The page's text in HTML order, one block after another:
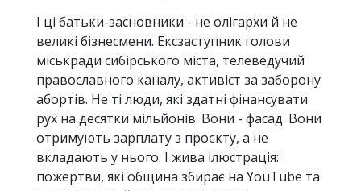
І ці батьки-засновники - не олігархи й не
великі бізнесмени. Ексзаступник голови
міськради сибірського міста, телеведучий
православного каналу, активіст за заборону
абортів. Не ті люди, які здатні фінансувати
рух на десятки мільйонів. Вони - фасад. Вони
отримують зарплату з проєкту, а не
вкладають у нього. І жива ілюстрація:
пожертви, які община збирає на YouTube та